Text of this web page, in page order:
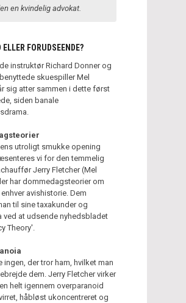
en kvindelig advokat.
ELLER FORUDSEENDE?
instruktør Richard Donner og
skuespiller Mel
sig atter sammen i dette først
siden banale
utroligt smukke opening
vi for den temmelig
Jerry Fletcher (Mel
har dommedagsteorier om
avishistorie. Dem
til sine taxakunder og
ved at udsende nyhedsbladet
Theory'.
ingen, der tror ham, hvilket man
dem. Jerry Fletcher virker
helt igennem overparanoid
håbløst ukoncentreret og